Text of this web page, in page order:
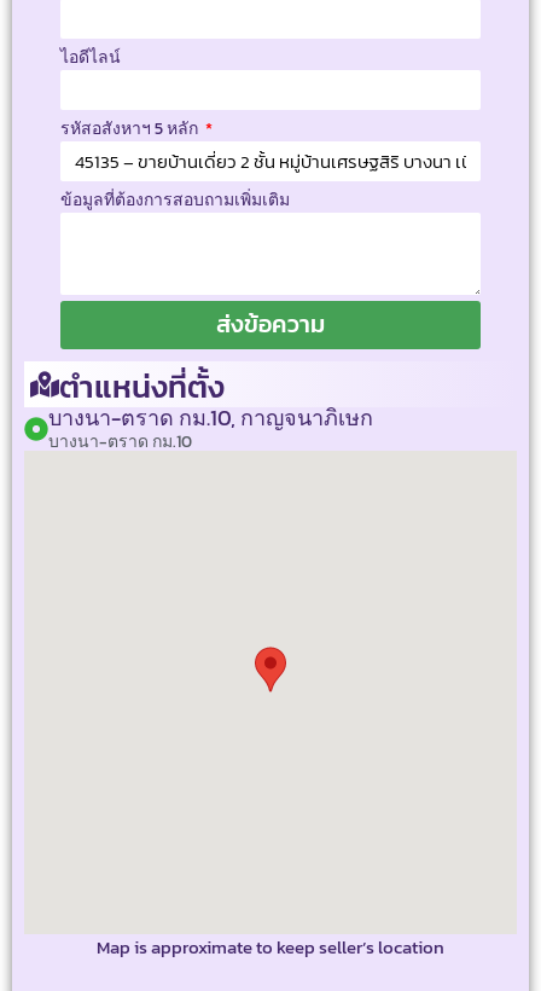
ไอดีไลน์
รหัสอสังหาฯ 5 หลัก
ข้อมูลที่ต้องการสอบถามเพิ่มเติม
ส่งข้อความ
ตำแหน่งที่ตั้ง
บางนา-ตราด กม.10, กาญจนาภิเษก
บางนา-ตราด กม.10
Map is approximate to keep seller’s location